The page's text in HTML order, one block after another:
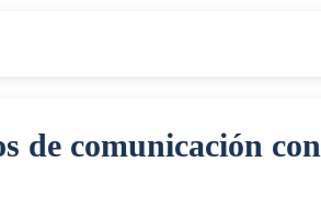
de comunicación con